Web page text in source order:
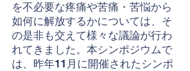
を不必要な疼痛や苦痛・苦悩から
如何に解放するかについては、そ
の是非も交えて様々な議論が行わ
れてきました。本シンポジウムで
は、昨年11月に開催されたシンポ